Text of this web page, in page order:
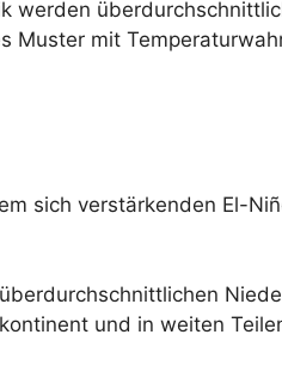
werden
Muster mit
sich verstärkenden El-
und in weiten